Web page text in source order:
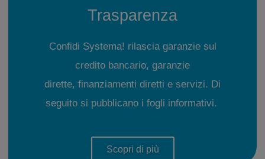
Trasparenza
Confidi Systema! rilascia garanzie sul
credito bancario, garanzie
dirette, finanziamenti diretti e servizi. Di
seguito si pubblicano i fogli informativi.
Scopri di più